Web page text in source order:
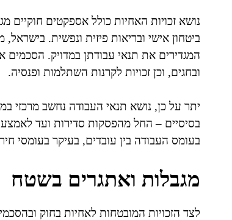
נושא זכויות האחיות כולל אספקטים חוקיים
ביטחון אישי ובריאות פיזית ונפשית.
המגדירים את תנאי עבודתן במדויק. הסכמים
ובחגים, וכן זכויות לקרנות השתלמות ופנסיה.
יתר על כן, נושא תנאי העבודה נחשב מרכזי
בסיסיים – החל מהפסקות סדירות ועד
בעומס העבודה בין עובדים, בעיקר בעומסי
מגבלות ואתגרים בשטח
לצד הזכויות המובטחות לאחיות בחוק